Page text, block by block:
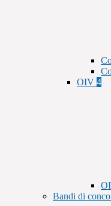
OIV 4
Bandi di